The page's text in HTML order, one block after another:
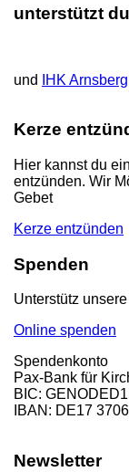
unterstützt
und IHK Arnsberg
Kerze
Hier kannst du
entzünden. Wir
Gebet
Kerze entzünden
Spenden
Unterstütz
Online spenden
Spendenkonto
Pax-Bank für
BIC:
IBAN: DE17
Newsletter